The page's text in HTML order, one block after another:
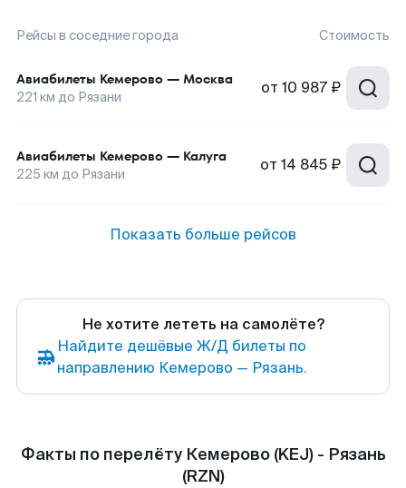
Рейсы в соседние города Стоимость
Авиабилеты Кемерово — Москва
221 км до Рязани от 10 987 ₽
Авиабилеты Кемерово — Калуга
225 км до Рязани от 14 845 ₽
Показать больше рейсов
Не хотите лететь на самолёте?
Найдите дешёвые Ж/Д билеты по
направлению Кемерово — Рязань.
Факты по перелёту Кемерово (KEJ) - Рязань
(RZN)